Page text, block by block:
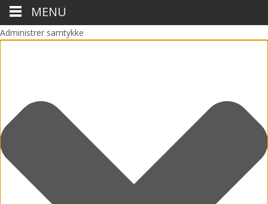
Administrer samtykke
MENU